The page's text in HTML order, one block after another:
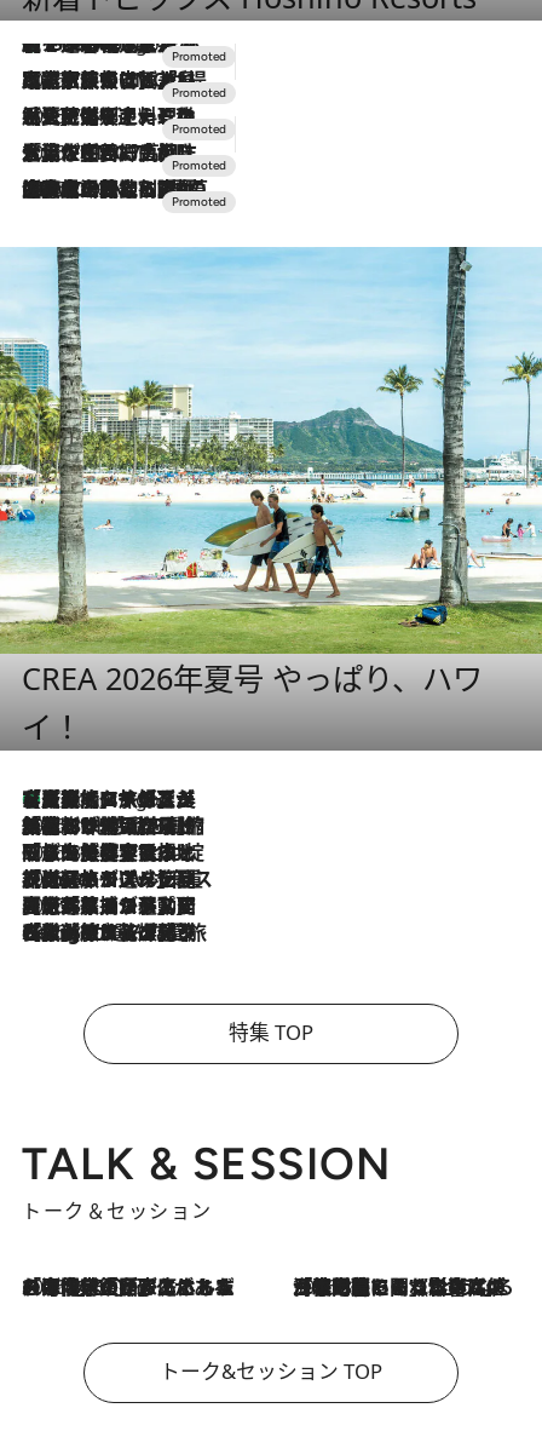
2 Hours Ago
【トンボの足水浴】ヒノキの香りに包まれて涼感マックス！約13℃の湧水かけ流しを避暑地「星野温泉 トンボの湯」で体験
2026.7.31
【ホテル帰省】という選択肢をOMOが提案。家族とほどよい距離を保つには「昼は実家、夜は気兼ねなくホテルで！」
2026.7.24
【夏限定ディナーコース】旬を迎える稚鮎や花ズッキーニなどをイタリア・トスカーナの郷土料理の手法で満喫！
2026.7.17
「土佐和ハーブかき氷」がOMO7高知に登場！生姜、山椒、大葉など目にも舌にも涼を呼ぶ郷土の味
2026.7.10
NEW OPEN！【界 草津】名湯の地に誕生。趣の異なる2種の温泉と上州ならではの会席・蕎麦割烹など美食を味わう究極の癒やし旅
CREA 2026年夏号 やっぱり、ハワ
イ！
4 Hours Ago
【厳選旅コスメ】「多機能アイテムがメイン！」旅好き美容エディターが選んだ夏旅ベストコスメを発表【Mサイズジップ】
2026.8.6
「荷物が増えるほど旅ストレスは増す」美容ジャーナリストがたどり着いた最終結論。“化粧品を劇的に減らす”感動の凝縮美容とは
2026.8.6
「旅先には金髪ウィッグを持参」日本と同じメイクでは損してる!? 美容ジャーナリストが提案する“掟破りの旅美容”とは
2026.8.6
【厳選旅コスメ】「身軽さ＆UV対策重視！」ヘアアーティストshucoが選んだ夏旅ベストコスメを発表【Mサイズジップ】
2026.8.5
【厳選旅コスメ】国内をあちこち移動する河井菜摘が選んだ夏旅ベストコスメ発表！「リラックスアイテムはマスト」【Mサイズジップ】
2026.8.4
【厳選旅コスメ】「紫外線＆乾燥対策しながらメイク感も！」ヘア＆メイクGeorgeが選んだ夏旅ベストコスメを発表！【Mサイズジップ】
特集 TOP
TALK & SESSION
トーク＆セッション
2026.8.3
「今後値上げがあるとすれば…」「リスクがあるのは今年の冬」エネルギー専門家が語る、ホルムズ海峡封鎖が家庭にもたらす“ある心配” 2026.8.3
「住宅建てられない…」「サーチャージ料の高値が続いている」ホルムズ海峡封鎖による影響はいつまで続く？《エネルギー専門家に聞く“どうなる日本の暮らし”》
トーク&セッション TOP